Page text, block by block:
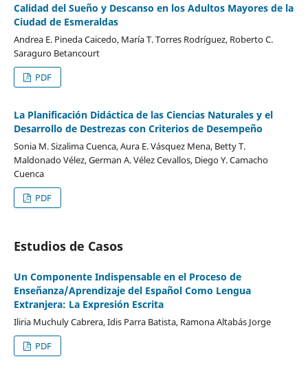
Calidad del Sueño y Descanso en los Adultos Mayores de la
Ciudad de Esmeraldas
Andrea E. Pineda Caicedo, María T. Torres Rodríguez, Roberto C.
Saraguro Betancourt
PDF
La Planificación Didáctica de las Ciencias Naturales y el
Desarrollo de Destrezas con Criterios de Desempeño
Sonia M. Sizalima Cuenca, Aura E. Vásquez Mena, Betty T.
Maldonado Vélez, German A. Vélez Cevallos, Diego Y. Camacho
Cuenca
PDF
Estudios de Casos
Un Componente Indispensable en el Proceso de
Enseñanza/Aprendizaje del Español Como Lengua
Extranjera: La Expresión Escrita
Iliria Muchuly Cabrera, Idis Parra Batista, Ramona Altabás Jorge
PDF